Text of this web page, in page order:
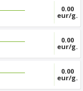
0.00
eur/g.
0.00
eur/g.
0.00
eur/g.